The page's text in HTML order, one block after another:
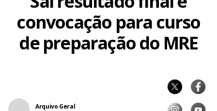
convocação para curso
de preparação do MRE
Arquivo Geral